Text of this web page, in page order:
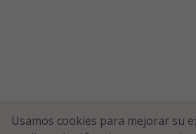
Usamos cookies para mejorar su